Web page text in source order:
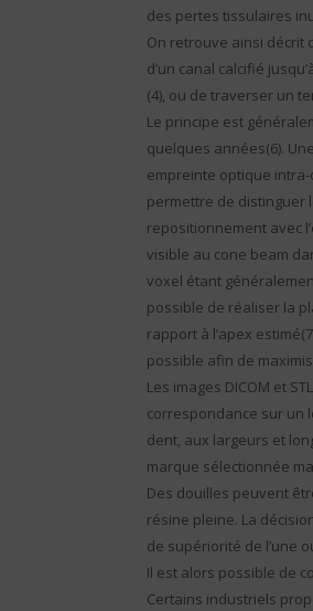
des pertes tissulaires
On retrouve ainsi décrit
d’un canal calcifié
(4), ou de traverser un
Le principe est
quelques années(6).
empreinte optique
permettre de distinguer
repositionnement avec
visible au cone beam
voxel étant
possible de réaliser la
rapport à l’apex
possible afin de
Les images DICOM et
correspondance sur un
dent, aux largeurs et
marque sélectionnée
Des douilles peuvent
résine pleine. La
de supériorité de l’une
Il est alors possible de
Certains industriels